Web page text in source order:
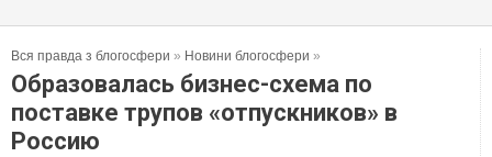
Вся правда з блогосфери » Новини блогосфери »
Образовалась бизнес-схема по
поставке трупов «отпускников» в
Россию